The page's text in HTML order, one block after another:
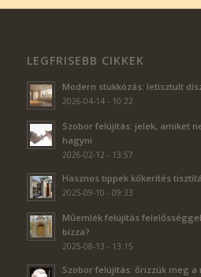
LEGFRISEBB CIKKEK
Modern stukkózás: letisztult
2026-04-14 - 10:22
Szobor felújítás: jelek, amiket
hagyni
2026-02-12 - 13:57
Hasznos tippek kőkerítés
2025-09-10 - 09:33
Műemlék felújítás
bízza?
2025-08-13 - 13:15
Szobor felújítás: őrizzük meg a